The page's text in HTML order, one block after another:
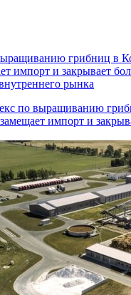
грибниц в
импорт и закрывает
рынка
по выращиванию
импорт и